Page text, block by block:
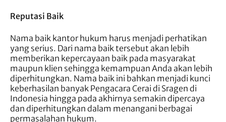
Reputasi Baik
Nama baik kantor hukum harus menjadi perhatikan
yang serius. Dari nama baik tersebut akan lebih
memberikan kepercayaan baik pada masyarakat
maupun klien sehingga kemampuan Anda akan lebih
diperhitungkan. Nama baik ini bahkan menjadi kunci
keberhasilan banyak Pengacara Cerai di Sragen di
Indonesia hingga pada akhirnya semakin dipercaya
dan diperhitungkan dalam menangani berbagai
permasalahan hukum.